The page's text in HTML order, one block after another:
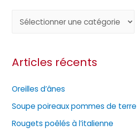
é
o
r
i
Articles récents
Oreilles d’ânes
Soupe poireaux pommes de terre
Rougets poêlés à l’italienne